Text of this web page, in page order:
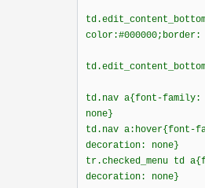
td.nav a{font-
none}
td.nav
decoration: none}
tr.checked_menu
decoration: none}